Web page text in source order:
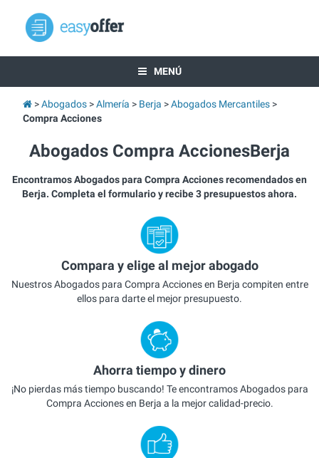
MENÚ
Abogados Almería Berja
Abogados Mercantiles
Compra Acciones
Abogados Compra AccionesBerja
Encontramos Abogados para Compra Acciones recomendados en
Berja. Completa el formulario y recibe 3 presupuestos ahora.
Compara y elige al mejor abogado
Nuestros Abogados para Compra Acciones en Berja compiten entre
ellos para darte el mejor presupuesto.
Ahorra tiempo y dinero
¡No pierdas más tiempo buscando! Te encontramos Abogados para
Compra Acciones en Berja a la mejor calidad-precio.